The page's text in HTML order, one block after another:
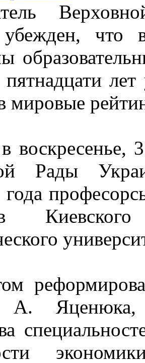
что в
лет
мировые
воскресенье,
Рады
Яценюка,